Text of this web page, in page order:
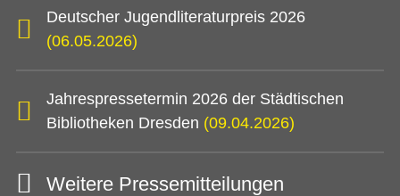
Deutscher Jugendliteraturpreis 2026
(06.05.2026)
Jahrespressetermin 2026 der Städtischen
Bibliotheken Dresden (09.04.2026)
Weitere Pressemitteilungen